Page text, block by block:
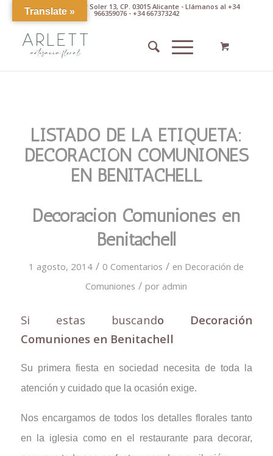
Av. Pintor Xavier Soler 13, CP. 03015 Alicante - Llámanos al +34
966359076 - +34 667373242
LISTADO DE LA ETIQUETA:
DECORACIÓN COMUNIONES
EN BENITACHELL
Decoración Comuniones en
Benitachell
1 agosto, 2014 / 0 Comentarios / en Decoración de
Comuniones / por admin
Si estas buscando Decoración
Comuniones en Benitachell
Su primera fiesta en sociedad necesita de toda la
atención y cuidado que la ocasión exige.
Nos encargamos de todos los detalles florales tanto
en la iglesia como en el restaurante para decorar,
Translate »